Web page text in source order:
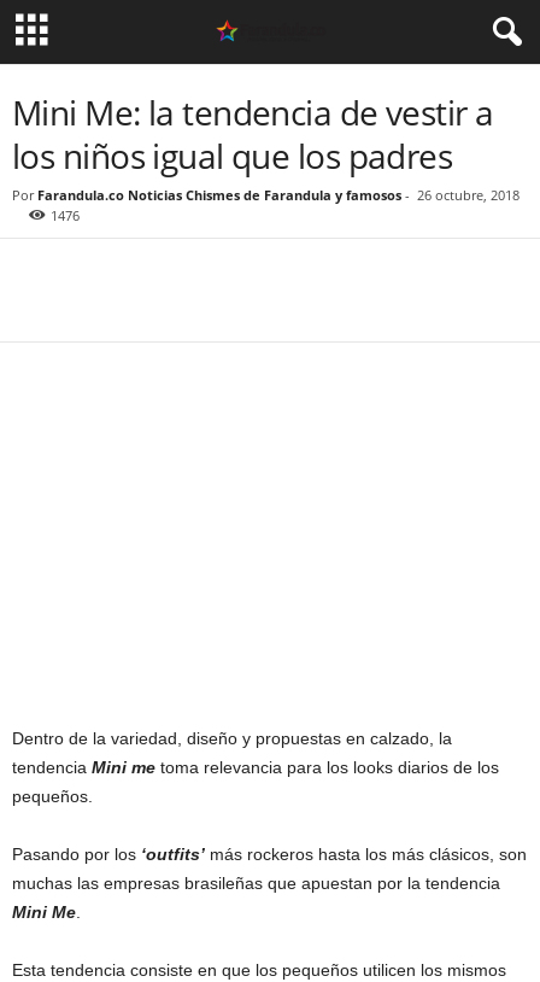
Mini Me: la tendencia de vestir a
los niños igual que los padres
Por Farandula.co Noticias Chismes de Farandula y famosos - 26 octubre, 2018
1476
Dentro de la variedad, diseño y propuestas en calzado, la
tendencia Mini me toma relevancia para los looks diarios de los
pequeños.
Pasando por los ‘outfits’ más rockeros hasta los más clásicos, son
muchas las empresas brasileñas que apuestan por la tendencia
Mini Me.
Esta tendencia consiste en que los pequeños utilicen los mismos